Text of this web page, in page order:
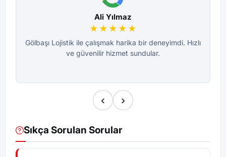
Ali Yılmaz
★★★★★
Gölbaşı Lojistik ile çalışmak harika bir deneyimdi. Hızlı
ve güvenilir hizmet sundular.
‹ ›
Sıkça Sorulan Sorular